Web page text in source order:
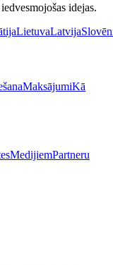
idejas.
LietuvaLatvija
MaksājumiKā
MedijiemPartneru